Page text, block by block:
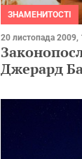
ЗНАМЕНИТОСТІ
20 листопада 2009,
Джерард